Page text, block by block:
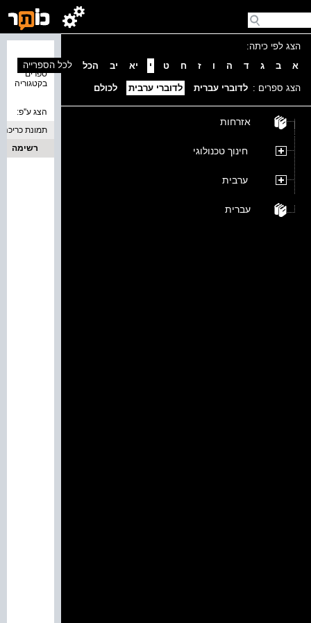
הצג לפי כיתה:
א
ב ג ד ה ו ז ח ט י יא יב הכל
הצג ספרים : לדוברי עברית לדוברי ערבית לכולם
אזרחות
חינוך טכנולוגי
ערבית
עברית
ספרים
בקטגוריה
לכל הספרייה
הצג ע''פ:
תמונת כריכה
רשימה